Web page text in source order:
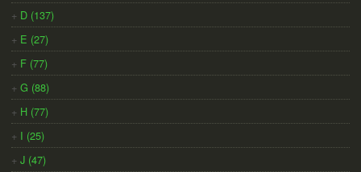
D (137)
E (27)
F (77)
G (88)
H (77)
I (25)
J (47)